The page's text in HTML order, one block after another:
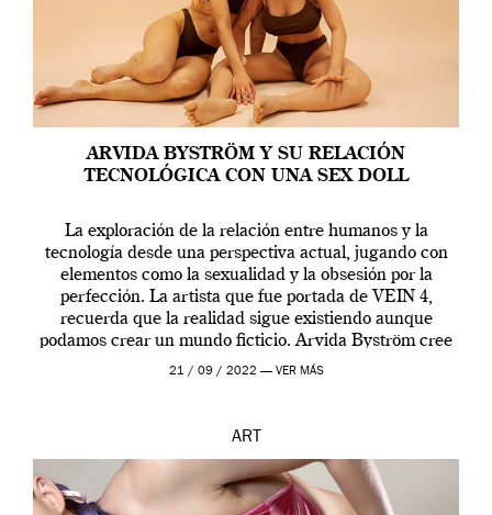
ARVIDA BYSTRÖM Y SU RELACIÓN
TECNOLÓGICA CON UNA SEX DOLL
La exploración de la relación entre humanos y la
tecnología desde una perspectiva actual, jugando con
elementos como la sexualidad y la obsesión por la
perfección. La artista que fue portada de VEIN 4,
recuerda que la realidad sigue existiendo aunque
podamos crear un mundo ficticio. Arvida Byström cree
que los humanos tienen un complejo […]
21 / 09 / 2022 — VER MÁS
ART